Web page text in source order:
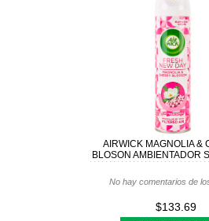
AIRWICK MAGNOLIA &
BLOSON AMBIENTADOR
No hay comentarios de
$133.69